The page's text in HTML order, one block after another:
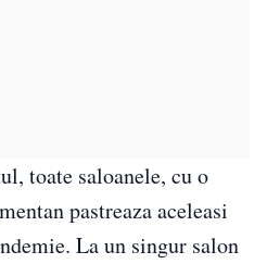
toate saloanele, cu o
pastreaza aceleasi
La un singur salon